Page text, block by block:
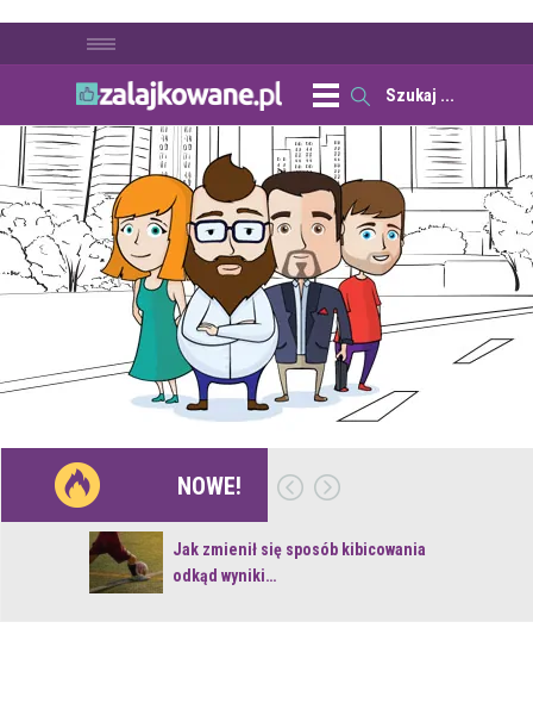
NOWE!
Jak zmienił się sposób kibicowania
odkąd wyniki…